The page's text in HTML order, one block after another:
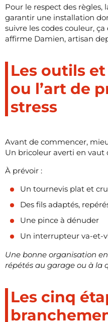
Pour le respect des règles,
garantir une installation
suivre les codes couleur,
affirme Damien, artisan
Les outils
ou l’art de
stress
Avant de commencer,
Un bricoleur averti en vaut
À prévoir :
Un tournevis plat et
Des fils adaptés,
Une pince à dénuder
Un interrupteur va-et-
Une bonne organisation
répétés au garage ou à la
Les cinq